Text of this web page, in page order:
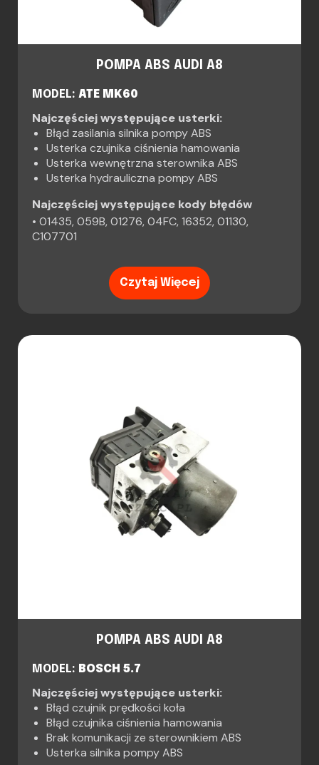
POMPA ABS AUDI A8
MODEL: ATE MK60
Najczęściej występujące usterki:
Błąd zasilania silnika pompy ABS
Usterka czujnika ciśnienia hamowania
Usterka wewnętrzna sterownika ABS
Usterka hydrauliczna pompy ABS
Najczęściej występujące kody błędów
• 01435, 059B, 01276, 04FC, 16352, 01130,
C107701
Czytaj Więcej
POMPA ABS AUDI A8
MODEL: BOSCH 5.7
Najczęściej występujące usterki:
Błąd czujnik prędkości koła
Błąd czujnika ciśnienia hamowania
Brak komunikacji ze sterownikiem ABS
Usterka silnika pompy ABS